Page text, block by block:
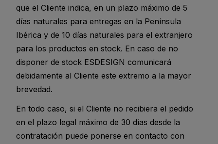
que el Cliente indica, en un plazo máximo de 5
días naturales para entregas en la Península
Ibérica y de 10 días naturales para el extranjero
para los productos en stock. En caso de no
disponer de stock ESDESIGN comunicará
debidamente al Cliente este extremo a la mayor
brevedad.
En todo caso, si el Cliente no recibiera el pedido
en el plazo legal máximo de 30 días desde la
contratación puede ponerse en contacto con